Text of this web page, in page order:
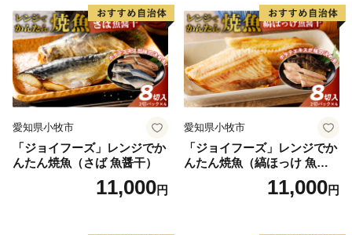
Mail：chikushino@yuidesign.jp
受付時間 9:00～17:00
※土曜日・日曜日・祝日・夏季休業（8/13～
8/15）・年末年始 の
愛知県小牧市
「ジョイフーズ」レンジでか
んたん焼魚（さば 魚醤干）
11,000円
愛知県小牧市
「ジョイフーズ」レンジでか
んたん焼魚（縞ほっけ 魚醤
11,000円